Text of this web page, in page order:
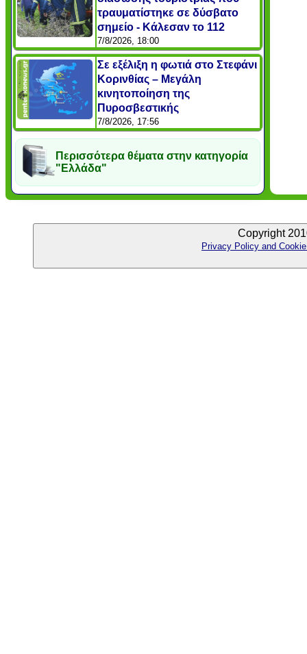
τραυματίστηκε σε δύσβατο
σημείο - Κάλεσαν το 112
7/8/2026, 18:00
Σε εξέλιξη η φωτιά στο Στεφάνι
Κορινθίας – Μεγάλη
κινητοποίηση της
Πυροσβεστικής
7/8/2026, 17:56
Περισσότερα θέματα στην κατηγορία
"Ελλάδα"
Copyright
Privacy Policy and